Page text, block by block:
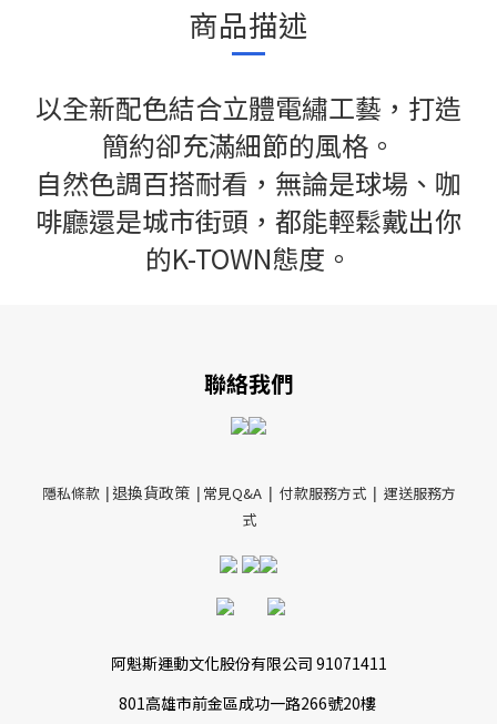
商品描述
以全新配色結合立體電繡工藝，打造
簡約卻充滿細節的風格。
自然色調百搭耐看，無論是球場、咖
啡廳還是城市街頭，都能輕鬆戴出你
的K-TOWN態度 。
聯絡我們
隱私條款 | 退換貨政策| 常見Q&A | 付款服務方式 | 運送服務方
式
阿魁斯運動文化股份有限公司 91071411
801高雄市前金區成功一路266號20樓